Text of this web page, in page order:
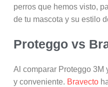
perros que hemos visto,
de tu mascota y su estilo
Proteggo vs
Al comparar Proteggo 3M
y conveniente. Bravecto